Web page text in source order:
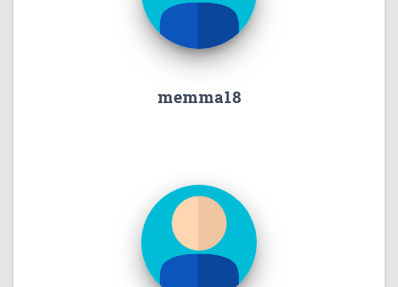
memma18